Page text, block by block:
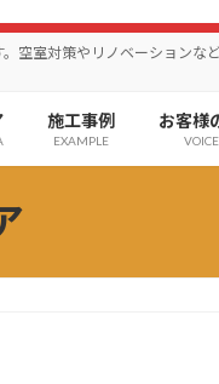
空室対策やリノベーションな
施工事例
EXAMPLE
お客様
VOICE